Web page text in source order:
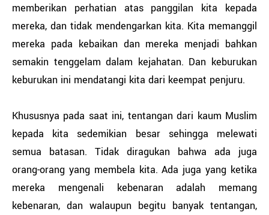
memberikan perhatian atas panggilan kita kepada
mereka, dan tidak mendengarkan kita. Kita memanggil
mereka pada kebaikan dan mereka menjadi bahkan
semakin tenggelam dalam kejahatan. Dan keburukan
keburukan ini mendatangi kita dari keempat penjuru.
Khususnya pada saat ini, tentangan dari kaum Muslim
kepada kita sedemikian besar sehingga melewati
semua batasan. Tidak diragukan bahwa ada juga
orang-orang yang membela kita. Ada juga yang ketika
mereka mengenali kebenaran adalah memang
kebenaran, dan walaupun begitu banyak tentangan,